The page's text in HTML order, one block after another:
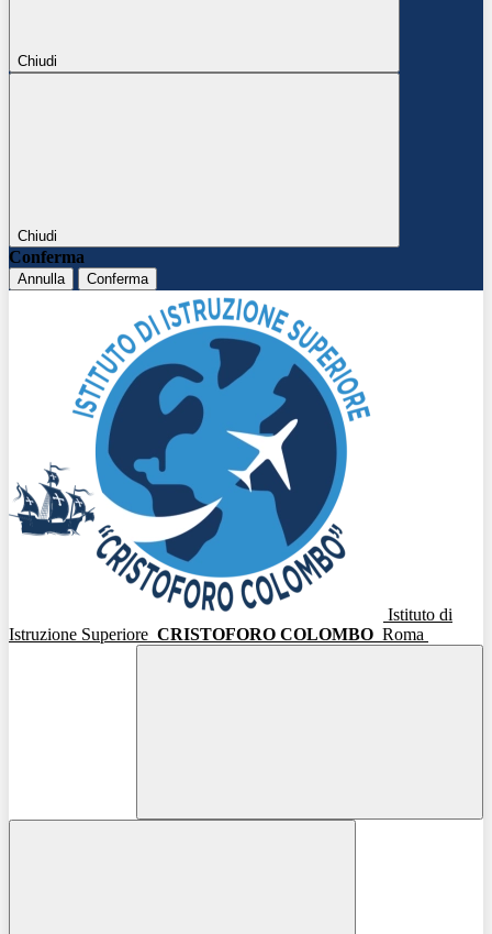
Chiudi
Chiudi
Conferma
Annulla Conferma
Istituto di
Istruzione Superiore CRISTOFORO COLOMBO Roma